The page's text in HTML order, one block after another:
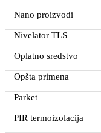
Nano proizvodi
Nivelator TLS
Oplatno sredstvo
Opšta primena
Parket
PIR termoizolacija